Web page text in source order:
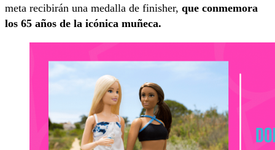
meta recibirán una medalla de finisher, que conmemora
los 65 años de la icónica muñeca.